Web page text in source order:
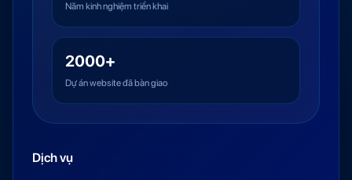
Năm kinh nghiệm triển khai
2000+
Dự án website đã bàn giao
Dịch vụ